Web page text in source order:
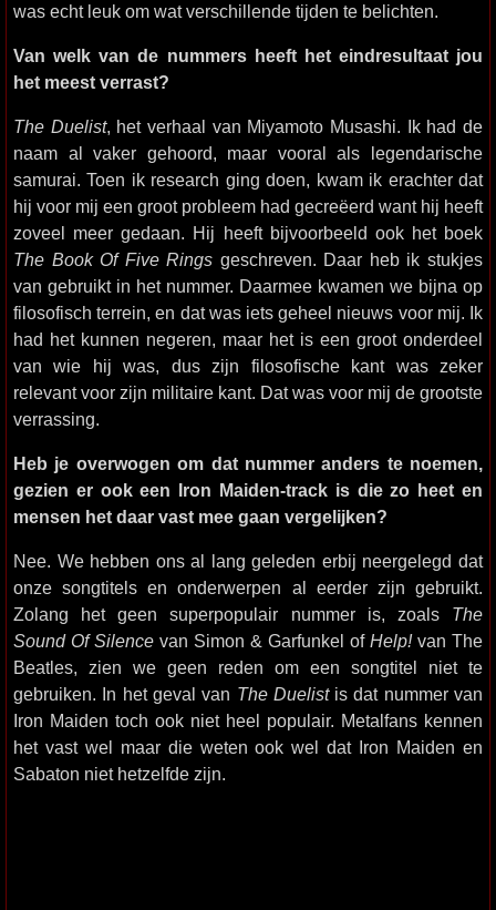
was echt leuk om wat verschillende tijden te belichten.
Van welk van de nummers heeft het eindresultaat jou
het meest verrast?
The Duelist, het verhaal van Miyamoto Musashi. Ik had de
naam al vaker gehoord, maar vooral als legendarische
samurai. Toen ik research ging doen, kwam ik erachter dat
hij voor mij een groot probleem had gecreëerd want hij heeft
zoveel meer gedaan. Hij heeft bijvoorbeeld ook het boek
The Book Of Five Rings geschreven. Daar heb ik stukjes
van gebruikt in het nummer. Daarmee kwamen we bijna op
filosofisch terrein, en dat was iets geheel nieuws voor mij. Ik
had het kunnen negeren, maar het is een groot onderdeel
van wie hij was, dus zijn filosofische kant was zeker
relevant voor zijn militaire kant. Dat was voor mij de grootste
verrassing.
Heb je overwogen om dat nummer anders te noemen,
gezien er ook een Iron Maiden-track is die zo heet en
mensen het daar vast mee gaan vergelijken?
Nee. We hebben ons al lang geleden erbij neergelegd dat
onze songtitels en onderwerpen al eerder zijn gebruikt.
Zolang het geen superpopulair nummer is, zoals The
Sound Of Silence van Simon & Garfunkel of Help!van The
Beatles, zien we geen reden om een songtitel niet te
gebruiken. In het geval van The Duelistis dat nummer van
Iron Maiden toch ook niet heel populair. Metalfans kennen
het vast wel maar die weten ook wel dat Iron Maiden en
Sabaton niet hetzelfde zijn.